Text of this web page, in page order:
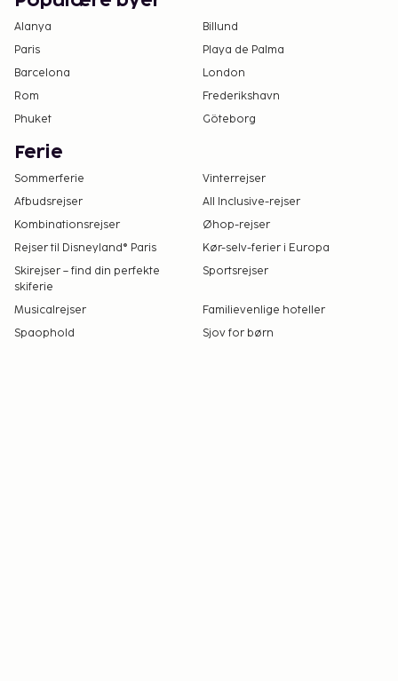
Alanya
Billund
Paris
Playa de Palma
Barcelona
London
Rom
Frederikshavn
Phuket
Göteborg
Ferie
Sommerferie
Vinterrejser
Afbudsrejser
All Inclusive-rejser
Kombinationsrejser
Øhop-rejser
Rejser til Disneyland® Paris
Kør-selv-ferier i Europa
Skirejser – find din perfekte
skiferie
Sportsrejser
Musicalrejser
Familievenlige hoteller
Spaophold
Sjov for børn